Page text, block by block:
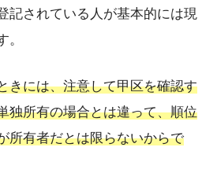
記されている人が基本的には現
。
きには、注意して甲区を確認す
独所有の場合とは違って、順位
所有者だとは限らないからで